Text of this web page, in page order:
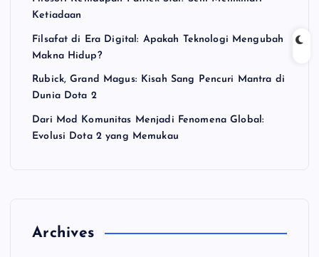
Ketiadaan
Filsafat di Era Digital: Apakah Teknologi Mengubah
Makna Hidup?
Rubick, Grand Magus: Kisah Sang Pencuri Mantra di
Dunia Dota 2
Dari Mod Komunitas Menjadi Fenomena Global:
Evolusi Dota 2 yang Memukau
Archives